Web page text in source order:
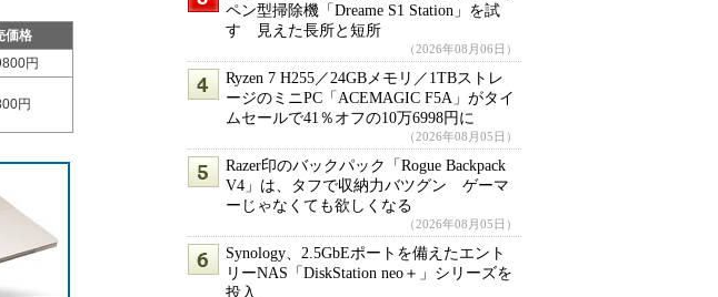
価格
円
円
ペン型掃除機「Dreame S1 Station」を試
す 見えた長所と短所
（2026年08月06日）
Ryzen 7 H255／24GBメモリ／1TBストレ
ージのミニPC「ACEMAGIC F5A」がタイ
ムセールで41％オフの10万6998円に
（2026年08月05日）
Razer印のバックパック「Rogue Backpack
V4」は、タフで収納力バツグン ゲーマ
ーじゃなくても欲しくなる
（2026年08月05日）
Synology、2.5GbEポートを備えたエント
リーNAS「DiskStation neo＋」シリーズを
投入